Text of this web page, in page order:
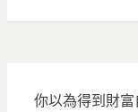
你以為得到財